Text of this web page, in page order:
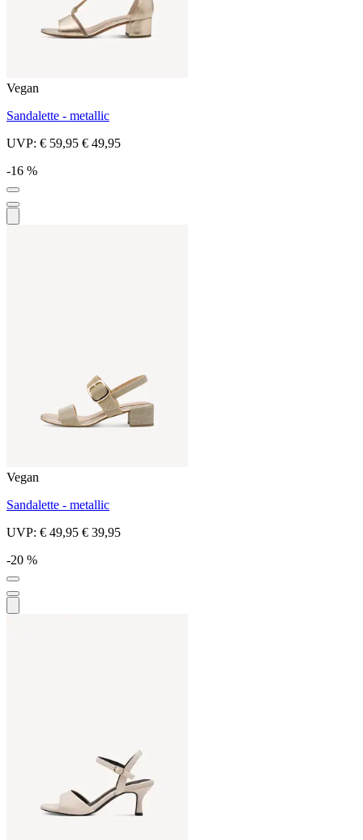
Vegan
Sandalette - metallic
UVP: € 59,95 € 49,95
-16 %
Vegan
Sandalette - metallic
UVP: € 49,95 € 39,95
-20 %